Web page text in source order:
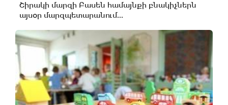
Շիրակի մարզի Բասեն համայնքի բնակիչներն
այսօր մարզպետարանում...